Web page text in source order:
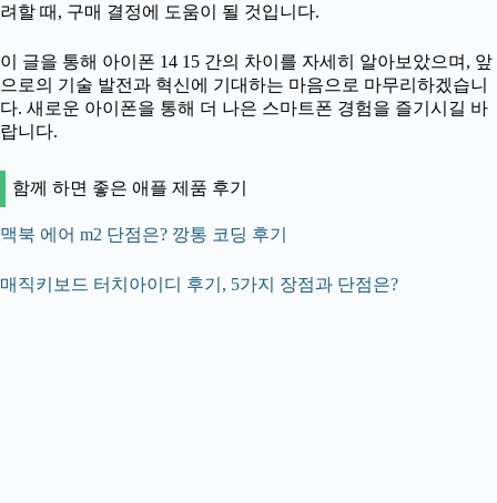
려할 때, 구매 결정에 도움이 될 것입니다.
이 글을 통해 아이폰 14 15 간의 차이를 자세히 알아보았으며, 앞
으로의 기술 발전과 혁신에 기대하는 마음으로 마무리하겠습니
다. 새로운 아이폰을 통해 더 나은 스마트폰 경험을 즐기시길 바
랍니다.
함께 하면 좋은 애플 제품 후기
맥북 에어 m2 단점은? 깡통 코딩 후기
매직키보드 터치아이디 후기, 5가지 장점과 단점은?